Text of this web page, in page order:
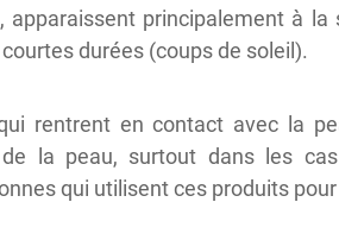
apparaissent principalement à la
durées (coups de soleil).
rentrent en contact avec la
de la peau, surtout dans les
qui utilisent ces produits